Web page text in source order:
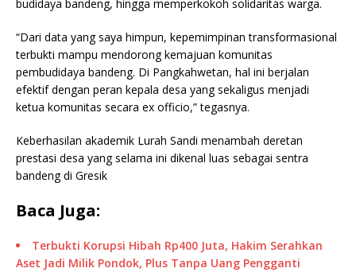
budidaya bandeng, hingga memperkokoh solidaritas warga.
“Dari data yang saya himpun, kepemimpinan transformasional
terbukti mampu mendorong kemajuan komunitas
pembudidaya bandeng. Di Pangkahwetan, hal ini berjalan
efektif dengan peran kepala desa yang sekaligus menjadi
ketua komunitas secara ex officio,” tegasnya.
Keberhasilan akademik Lurah Sandi menambah deretan
prestasi desa yang selama ini dikenal luas sebagai sentra
bandeng di Gresik
Baca Juga:
Terbukti Korupsi Hibah Rp400 Juta, Hakim Serahkan
Aset Jadi Milik Pondok, Plus Tanpa Uang Pengganti